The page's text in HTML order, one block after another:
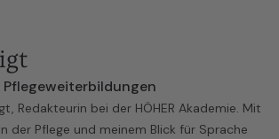
Redakteurin bei der HÖHER Akademie. Mit
der Pflege und meinem Blick für Sprache